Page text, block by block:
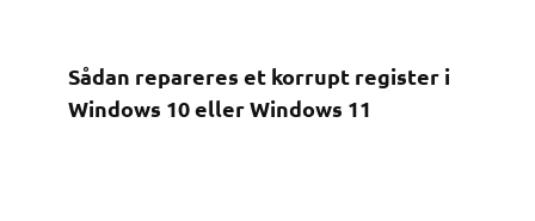
Sådan repareres et korrupt register i
Windows 10 eller Windows 11